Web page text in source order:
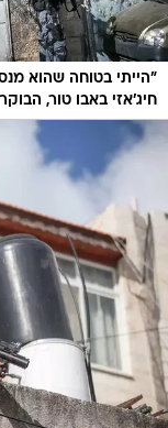
"הייתי בטוחה שהוא
חיג'אזי באבו טור, הבוקר